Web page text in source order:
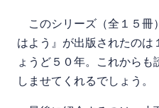
このシリーズ（全１５冊
はよう』が出版されたのは
ょうど５０年。これから
しませてくれるでしょう。